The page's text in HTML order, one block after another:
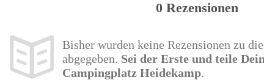
0 Rezensionen
Bisher wurden keine Rezensionen zu
abgegeben. Sei der Erste und teile
Campingplatz Heidekamp.